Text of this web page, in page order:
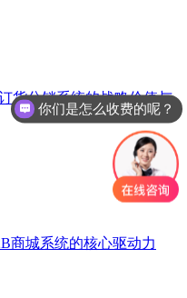
货分销系统的战略价值与
商城系统的核心驱动力
你们是怎么收费的呢？